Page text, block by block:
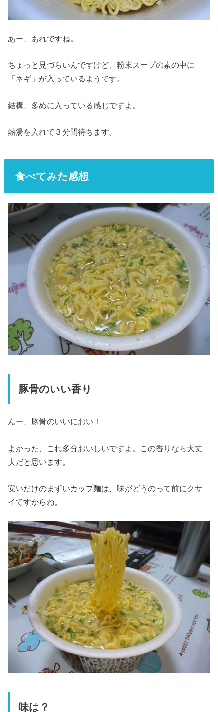
あー、あれですね。
ちょっと見づらいんですけど、粉末スープの素の中に
「ネギ」が入っているようです。
結構、多めに入っている感じですよ。
熱湯を入れて３分間待ちます。
食べてみた感想
豚骨のいい香り
んー、豚骨のいいにおい！
よかった、これ多分おいしいですよ。この香りなら大丈
夫だと思います。
安いだけのまずいカップ麺は、味がどうのって前にクサ
イですからね。
味は？